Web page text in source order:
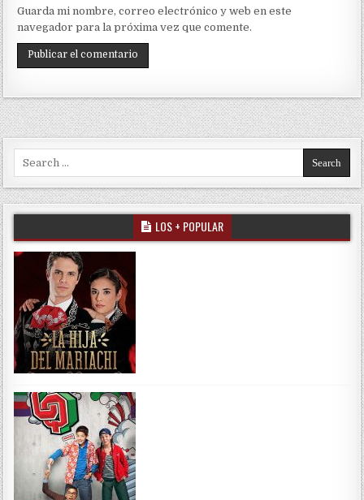
Guarda mi nombre, correo electrónico y web en este
navegador para la próxima vez que comente.
Search for:
LOS + POPULAR